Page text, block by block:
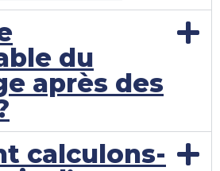
du
après des
calculons-